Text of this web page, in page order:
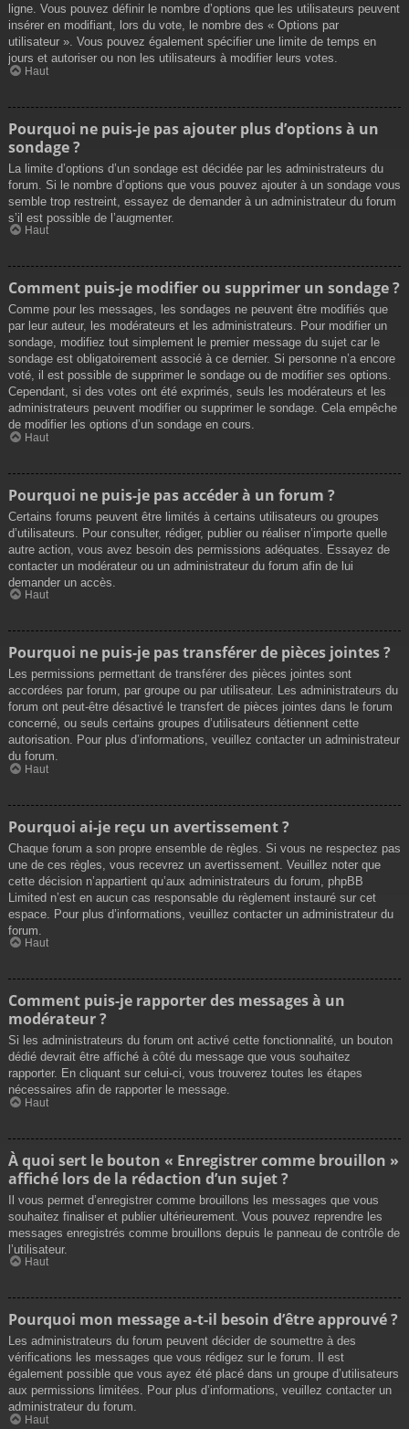
ligne. Vous pouvez définir le nombre d’options que les utilisateurs peuvent
insérer en modifiant, lors du vote, le nombre des « Options par
utilisateur ». Vous pouvez également spécifier une limite de temps en
jours et autoriser ou non les utilisateurs à modifier leurs votes.
Haut
Pourquoi ne puis-je pas ajouter plus d’options à un
sondage ?
La limite d’options d’un sondage est décidée par les administrateurs du
forum. Si le nombre d’options que vous pouvez ajouter à un sondage vous
semble trop restreint, essayez de demander à un administrateur du forum
s’il est possible de l’augmenter.
Haut
Comment puis-je modifier ou supprimer un sondage ?
Comme pour les messages, les sondages ne peuvent être modifiés que
par leur auteur, les modérateurs et les administrateurs. Pour modifier un
sondage, modifiez tout simplement le premier message du sujet car le
sondage est obligatoirement associé à ce dernier. Si personne n’a encore
voté, il est possible de supprimer le sondage ou de modifier ses options.
Cependant, si des votes ont été exprimés, seuls les modérateurs et les
administrateurs peuvent modifier ou supprimer le sondage. Cela empêche
de modifier les options d’un sondage en cours.
Haut
Pourquoi ne puis-je pas accéder à un forum ?
Certains forums peuvent être limités à certains utilisateurs ou groupes
d’utilisateurs. Pour consulter, rédiger, publier ou réaliser n’importe quelle
autre action, vous avez besoin des permissions adéquates. Essayez de
contacter un modérateur ou un administrateur du forum afin de lui
demander un accès.
Haut
Pourquoi ne puis-je pas transférer de pièces jointes ?
Les permissions permettant de transférer des pièces jointes sont
accordées par forum, par groupe ou par utilisateur. Les administrateurs du
forum ont peut-être désactivé le transfert de pièces jointes dans le forum
concerné, ou seuls certains groupes d’utilisateurs détiennent cette
autorisation. Pour plus d’informations, veuillez contacter un administrateur
du forum.
Haut
Pourquoi ai-je reçu un avertissement ?
Chaque forum a son propre ensemble de règles. Si vous ne respectez pas
une de ces règles, vous recevrez un avertissement. Veuillez noter que
cette décision n’appartient qu’aux administrateurs du forum, phpBB
Limited n’est en aucun cas responsable du règlement instauré sur cet
espace. Pour plus d’informations, veuillez contacter un administrateur du
forum.
Haut
Comment puis-je rapporter des messages à un
modérateur ?
Si les administrateurs du forum ont activé cette fonctionnalité, un bouton
dédié devrait être affiché à côté du message que vous souhaitez
rapporter. En cliquant sur celui-ci, vous trouverez toutes les étapes
nécessaires afin de rapporter le message.
Haut
À quoi sert le bouton « Enregistrer comme brouillon »
affiché lors de la rédaction d’un sujet ?
Il vous permet d’enregistrer comme brouillons les messages que vous
souhaitez finaliser et publier ultérieurement. Vous pouvez reprendre les
messages enregistrés comme brouillons depuis le panneau de contrôle de
l’utilisateur.
Haut
Pourquoi mon message a-t-il besoin d’être approuvé ?
Les administrateurs du forum peuvent décider de soumettre à des
vérifications les messages que vous rédigez sur le forum. Il est
également possible que vous ayez été placé dans un groupe d’utilisateurs
aux permissions limitées. Pour plus d’informations, veuillez contacter un
administrateur du forum.
Haut